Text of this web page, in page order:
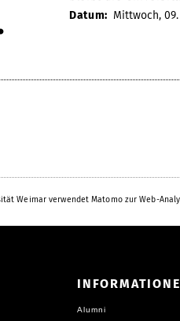
Datum: Mittwoch,
Weimar verwendet Matomo zur Web-
Alumni